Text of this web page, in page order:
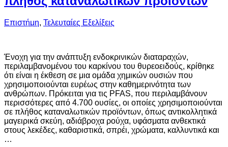
Επιστήμη, Τελευταίες Εξελίξεις
Ένοχη για την ανάπτυξη ενδοκρινικών διαταραχών,
περιλαμβανομένου του καρκίνου του θυρεοειδούς, κρίθηκε
ότι είναι η έκθεση σε μια ομάδα χημικών ουσιών που
χρησιμοποιούνται ευρέως στην καθημερινότητα των
ανθρώπων. Πρόκειται για τις PFAS, που περιλαμβάνουν
περισσότερες από 4.700 ουσίες, οι οποίες χρησιμοποιούνται
σε πλήθος καταναλωτικών προϊόντων, όπως αντικολλητικά
μαγειρικά σκεύη, αδιάβροχα ρούχα, υφάσματα ανθεκτικά
στους λεκέδες, καθαριστικά, σπρέι, χρώματα, καλλυντικά και
…